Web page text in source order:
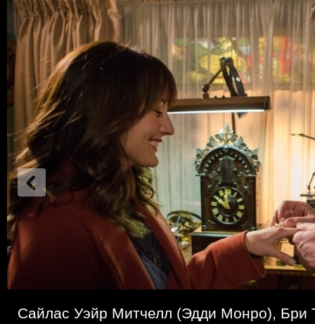
Сайлас Уэйр Митчелл (Эдди Монро), Бри